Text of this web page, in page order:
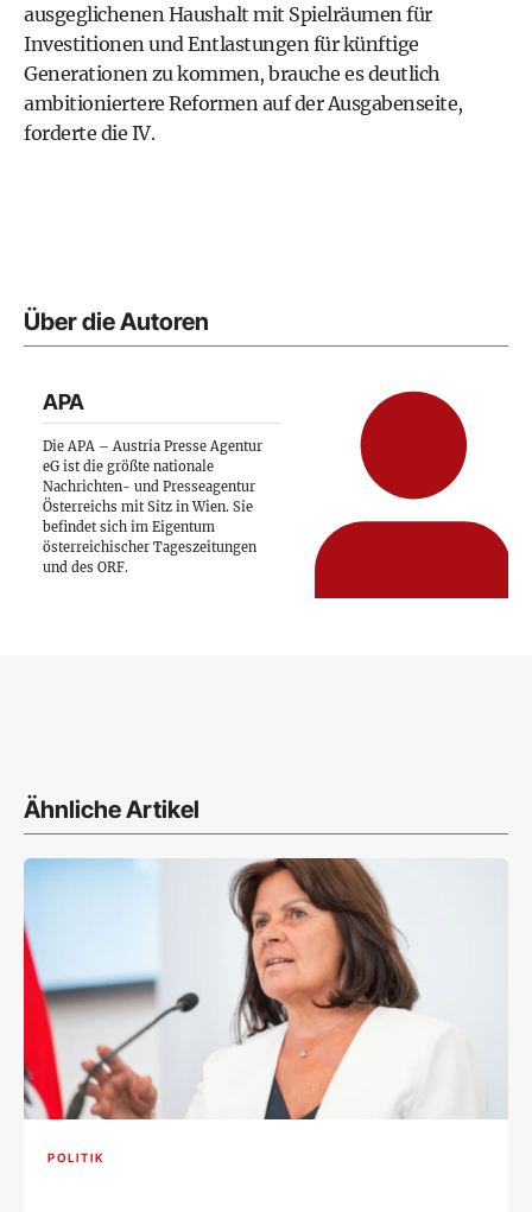
ausgeglichenen Haushalt mit Spielräumen für
Investitionen und Entlastungen für künftige
Generationen zu kommen, brauche es deutlich
ambitioniertere Reformen auf der Ausgabenseite,
forderte die IV.
Über die Autoren
APA
Die APA – Austria Presse Agentur
eG ist die größte nationale
Nachrichten- und Presseagentur
Österreichs mit Sitz in Wien. Sie
befindet sich im Eigentum
österreichischer Tageszeitungen
und des ORF.
Ähnliche Artikel
POLITIK